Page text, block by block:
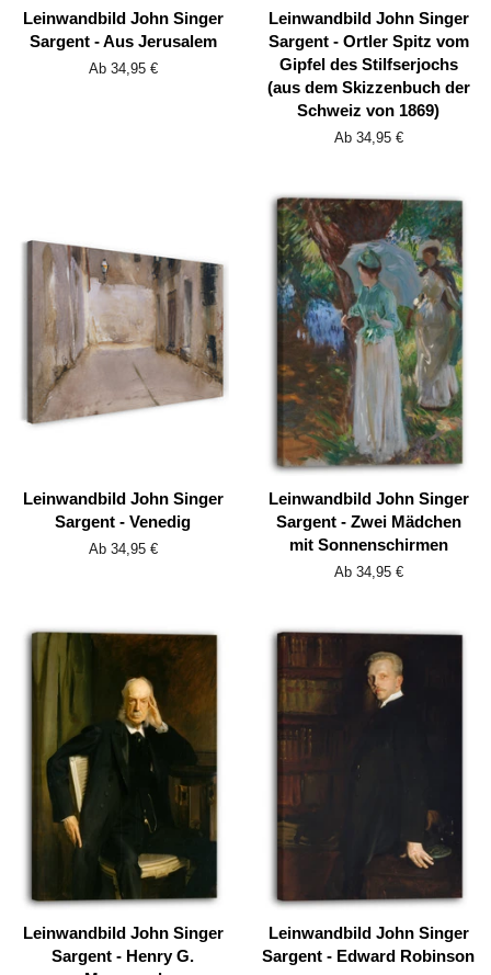
Leinwandbild John Singer
Sargent - Aus Jerusalem
Ab 34,95 €
Leinwandbild John Singer
Sargent - Ortler Spitz vom
Gipfel des Stilfserjochs
(aus dem Skizzenbuch der
Schweiz von 1869)
Ab 34,95 €
Leinwandbild John Singer
Sargent - Venedig
Ab 34,95 €
Leinwandbild John Singer
Sargent - Zwei Mädchen
mit Sonnenschirmen
Ab 34,95 €
Leinwandbild John Singer
Sargent - Henry G.
Leinwandbild John Singer
Sargent - Edward Robinson